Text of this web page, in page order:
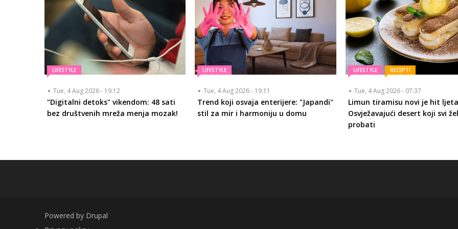
LIFESTYLE
Tue, 4 Aug 2026 - 19:12
"Digitalni detoks" vikendom: 48 sati
bez društvenih mreža menja mozak!
LIFESTYLE
Tue, 4 Aug 2026 - 19:11
Trend koji osvaja enterijere: "Japandi"
stil za mir i harmoniju u domu
LIFESTYLE RECEPTI
Tue, 4 Aug 2026 - 07:37
Limun tiramisu novi je hit
Osvježavajući desert koji svi
probati
Powered by Drupal